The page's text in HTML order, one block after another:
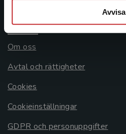
Avvisa
Allmänna länkar
Om oss
Avtal och rättigheter
Cookies
Cookieinställningar
GDPR och personuppgifter